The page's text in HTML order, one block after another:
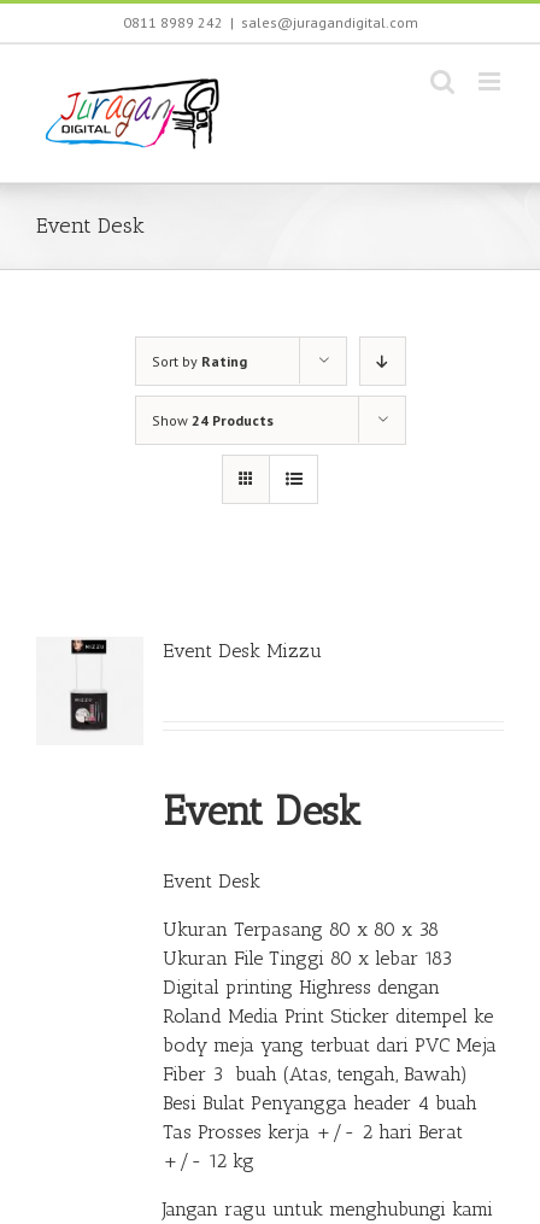
Skip
0811 8989 242 | sales@juragandigital.com
Event Desk
Sort by Rating
Show 24 Products
Event Desk Mizzu
Event Desk
Event Desk
Ukuran Terpasang 80 x 80 x 38
Ukuran File Tinggi 80 x lebar 183
Digital printing Highress dengan
Roland Media Print Sticker ditempel ke
body meja yang terbuat dari PVC Meja
Fiber 3 buah (Atas, tengah, Bawah)
Besi Bulat Penyangga header 4 buah
Tas Prosses kerja +/- 2 hari Berat
+/- 12 kg
Jangan ragu untuk menghubungi kami